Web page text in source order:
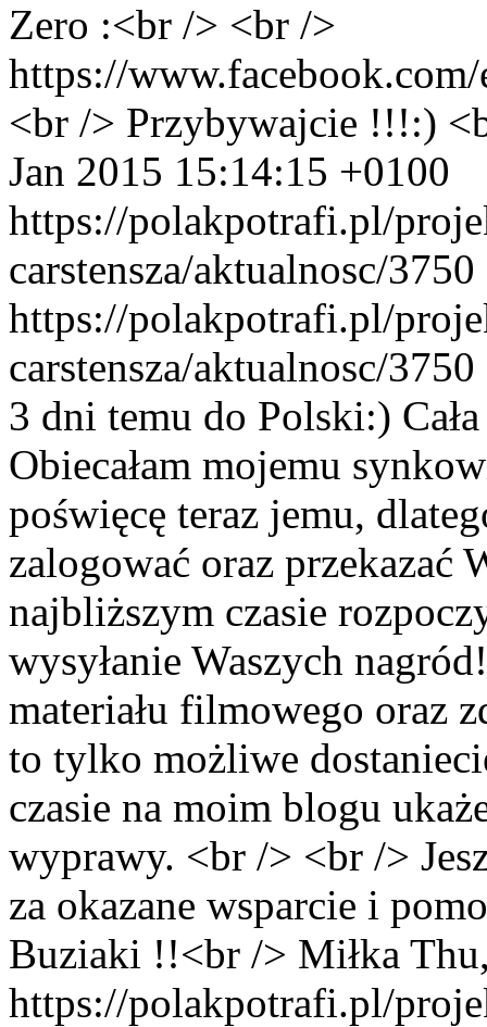
Zero :<br /> <br />
https://
<br /> Przybywajcie !!!:)
Jan 2015 15:14:15 +0100
https://polakpotrafi.pl/
carstensza/aktualnosc/3750
https://polakpotrafi.pl/
carstensza/aktualnosc/3750
3 dni temu do Polski:)
Obiecałam mojemu
poświęcę teraz jemu,
zalogować oraz przekazać
najbliższym czasie
wysyłanie Waszych
materiału filmowego oraz
to tylko możliwe
czasie na moim blogu
wyprawy. <br /> <br />
za okazane wsparcie i
Buziaki !!<br /> Miłka
https://polakpotrafi.pl/